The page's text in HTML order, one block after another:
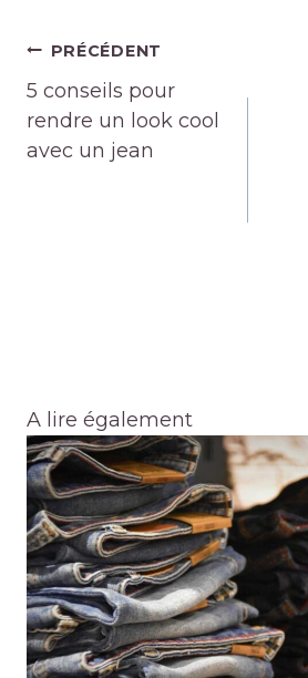
Navigation
de
l’article
PRÉCÉDENT
5 conseils pour
rendre un look cool
avec un jean
A lire également